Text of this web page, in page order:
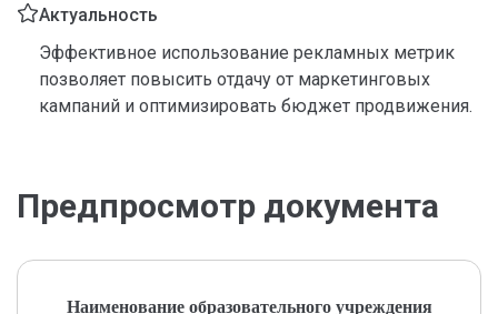
Актуальность
Эффективное использование рекламных метрик
позволяет повысить отдачу от маркетинговых
кампаний и оптимизировать бюджет продвижения.
Предпросмотр документа
Наименование образовательного учреждения